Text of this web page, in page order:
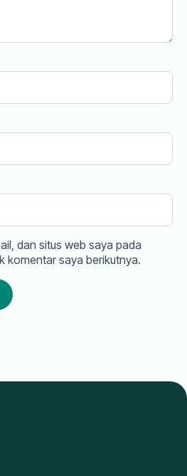
dan situs web saya pada
komentar saya berikutnya.